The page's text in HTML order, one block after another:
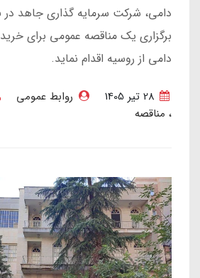
دامی، شرکت سرمایه گذاری جاهد در
دامی از روسیه اقدام نماید.
روابط عمومی
مناقصه